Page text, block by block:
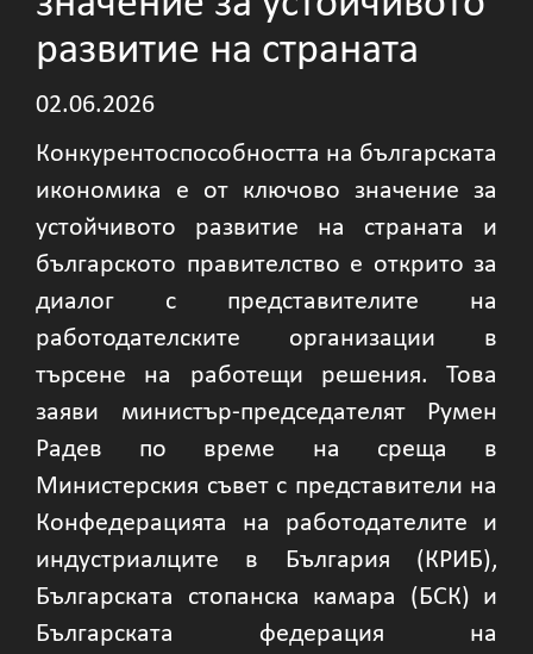
развитие на страната
02.06.2026
Конкурентоспособността на българската
икономика е от ключово значение за
устойчивото развитие на страната и
българското правителство е открито за
диалог с представителите на
работодателските организации в
търсене на работещи решения. Това
заяви министър-председателят Румен
Радев по време на среща в
Министерския съвет с представители на
Конфедерацията на работодателите и
индустриалците в България (КРИБ),
Българската стопанска камара (БСК) и
Българската федерация на